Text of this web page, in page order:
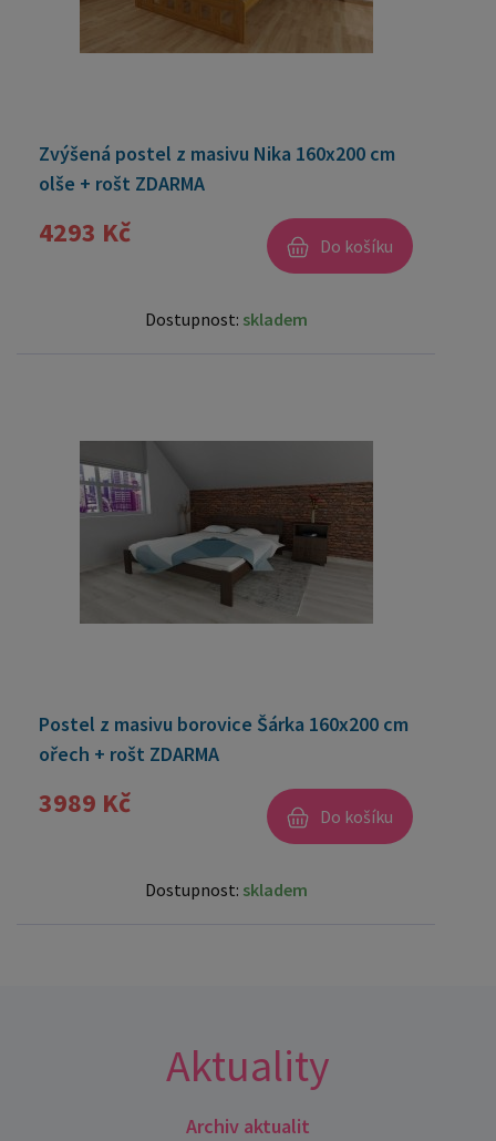
Zvýšená postel z masivu Nika 160x200 cm
olše + rošt ZDARMA
4293 Kč Do košíku
Dostupnost: skladem
Postel z masivu borovice Šárka 160x200 cm
ořech + rošt ZDARMA
3989 Kč Do košíku
Dostupnost: skladem
Aktuality
Archiv aktualit